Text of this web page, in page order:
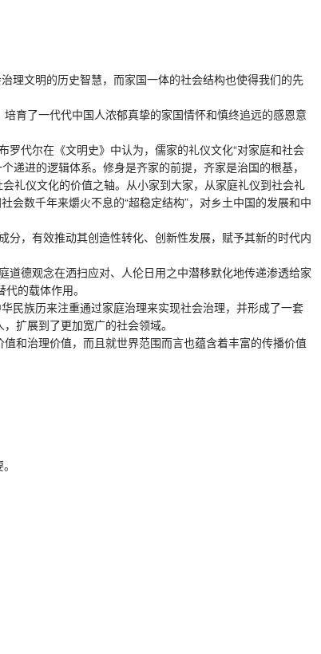
理文明的历史智慧，而家国一体的社会结构也使得我们的先
育了一代代中国人浓郁真挚的家国情怀和慎终追远的感恩意
代尔在《文明史》中认为，儒家的礼仪文化“对家庭和社会
递进的逻辑体系。修身是齐家的前提，齐家是治国的根基，
礼仪文化的价值之轴。从小家到大家，从家庭礼仪到社会礼
会数千年来爝火不息的“超稳定结构”，对乡土中国的发展和中
，有效推动其创造性转化、创新性发展，赋予其新的时代内
德观念在洒扫应对、人伦日用之中潜移默化地传递渗透给家
的载体作用。
民族历来注重通过家庭治理来实现社会治理，并形成了一套
扩展到了更加宽广的社会领域。
和治理价值，而且就世界范围而言也蕴含着丰富的传播价值